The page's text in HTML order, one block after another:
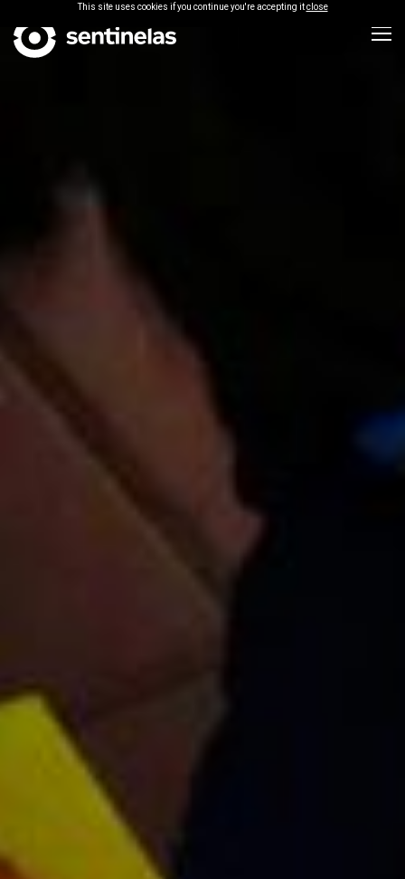
This site uses cookies if you continue you're accepting itclose